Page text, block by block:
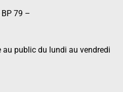
79 –
au public du lundi au vendredi